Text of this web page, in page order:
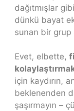
dağıtmışlar
dünkü bayat
sunan bir grup
Evet, elbette,
için kaydırın,
beklenenden
şaşırmayın –